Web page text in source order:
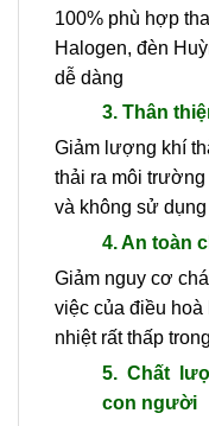
100% phù hợp
Halogen, đèn
dễ dàng
3. Thân
Giảm lượng khí
thải ra môi trường
và không sử
4. An toàn
Giảm nguy cơ
việc của điều
nhiệt rất thấp
5. Chất
con người